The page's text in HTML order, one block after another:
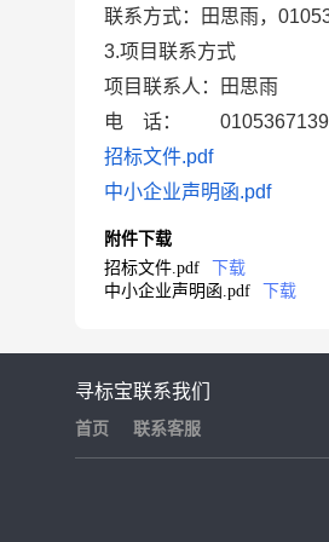
联系方式：田
3.项目联系方式
项目联系人：田思雨
电 话：
招标文件.pdf
中小企业声明函.pdf
附件下载
招标文件.pdf
下载
中小企业声明函.pdf
下载
寻标宝
首页
联系我们
联系客服